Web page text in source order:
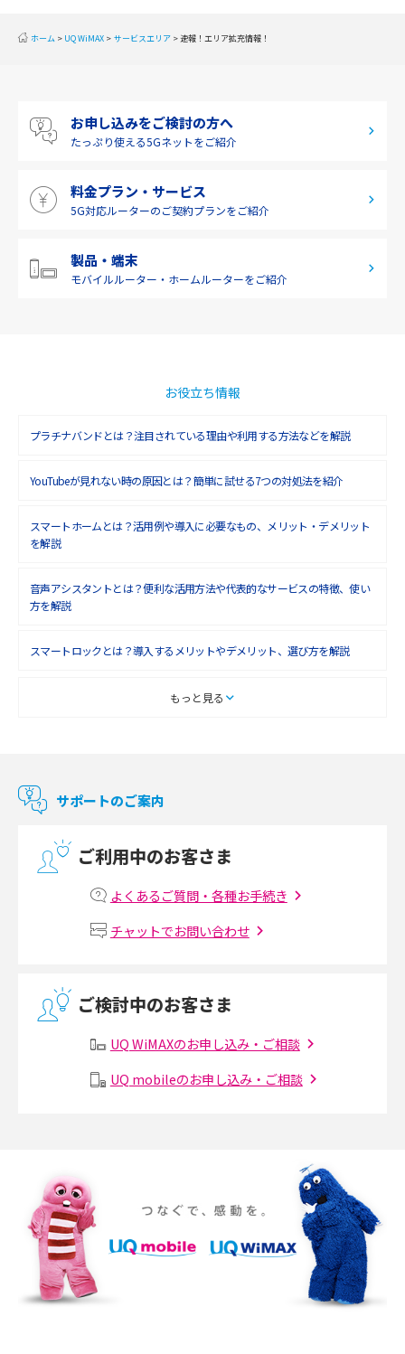
九州・沖縄
2019年6月(1)
2019年4月(1)
2019年2月(7)
2018年7月(6)
2018年6月(6)
2018年4月(7)
2018年2月(6)
2017年10月(4)
2017年8月(4)
2017年7月(6)
2017年6月(6)
2017年4月(8)
2017年3月(9)
2017年2月(7)
2017年1月(6)
2016年10月(8)
2016年9月(8)
2016年8月(12)
2016年7月(7)
ホーム UQ WiMAX サービスエリア 速報！エリア拡充情報！
お申し込みをご検討の方へ
たっぷり使える5Gネットをご紹介
料金プラン・サービス
5G対応ルーターのご契約プランをご紹介
製品・端末
モバイルルーター・ ホームルーターをご紹介
お役立ち情報
プラチナバンドとは？注目されている理由や利用する方法などを解説
YouTubeが見れない時の原因とは？簡単に試せる7つの対処法を紹介
スマートホームとは？活用例や導入に必要なもの、メリット・デメリット
を解説
音声アシスタントとは？便利な活用方法や代表的なサービスの特徴、使い
方を解説
スマートロックとは？導入するメリットやデメリット、選び方を解説
スマートテレビとは？特徴や選び方、使い方をわかりやすく解説
マンションで使えるWi-Fiは？種類ごとの特徴や選び方を紹介
マンションで光回線の利用を始める手順は？設備状況の確認方法も解説
Wi-Fiルーターの設定方法をわかりやすく解説！事前に準備すべきものも紹
無線LANとは？メリット・デメリットや接続方法を解説
メッシュWi-Fiとは？仕組みやメリット・デメリット、中継機との違いを解
ポケット型Wi-Fiをレンタルするメリットとは？選び方や向いている方の特
徴も紹介
持ち運びできるポケット型Wi-Fiのおススメの選び方は？メリット・デメリ
ットも紹介
もっと見る
サポートのご案内
ご利用中のお客さま
よくあるご質問・各種お手続き
チャットでお問い合わせ
ご検討中のお客さま
UQ WiMAXのお申し込み・ご相談
UQ mobileのお申し込み・ご相談